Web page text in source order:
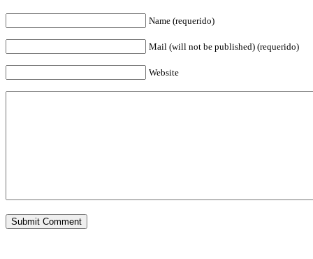
Name (requerido)
Mail (will not be published) (requerido)
Website